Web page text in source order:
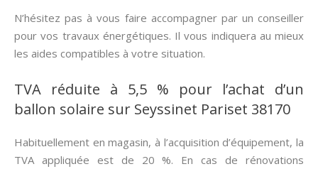
N’hésitez pas à vous faire accompagner par un conseiller
pour vos travaux énergétiques. Il vous indiquera au mieux
les aides compatibles à votre situation.
TVA réduite à 5,5 % pour l’achat d’un
ballon solaire sur Seyssinet Pariset 38170
Habituellement en magasin, à l’acquisition d’équipement, la
TVA appliquée est de 20 %. En cas de rénovations